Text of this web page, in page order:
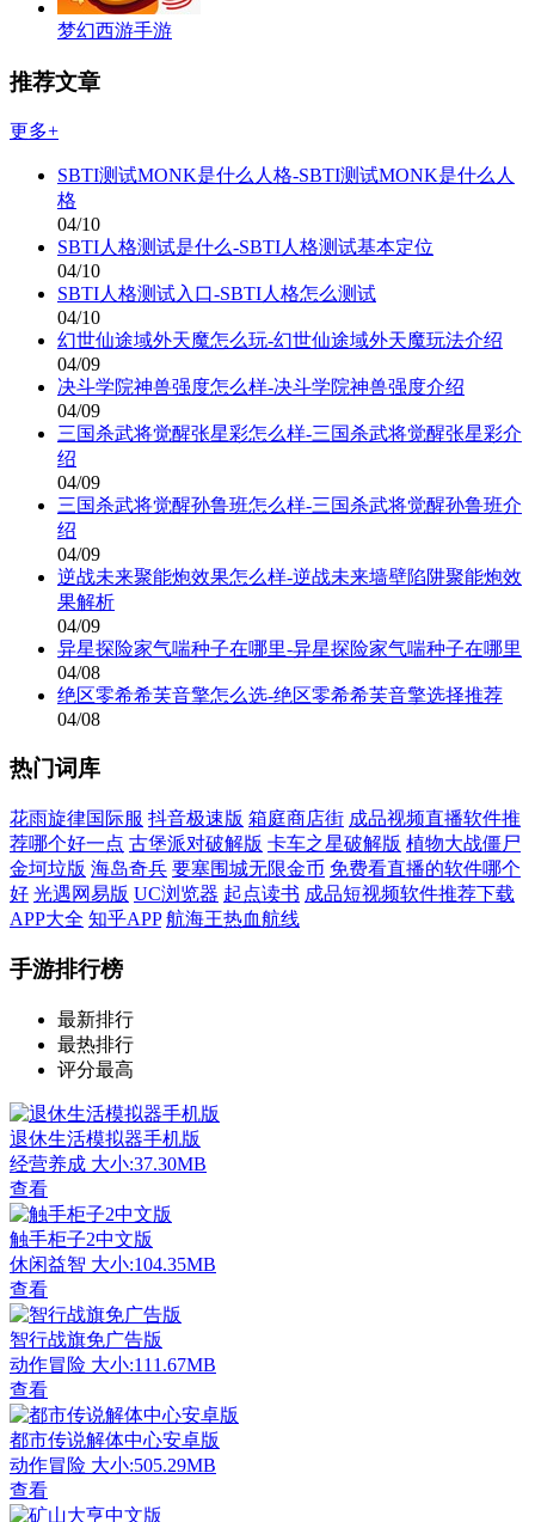
梦幻西游手游
推荐文章
更多+
SBTI测试MONK是什么人格-SBTI测试MONK是什么人
格
04/10
SBTI人格测试是什么-SBTI人格测试基本定位
04/10
SBTI人格测试入口-SBTI人格怎么测试
04/10
幻世仙途域外天魔怎么玩-幻世仙途域外天魔玩法介绍
04/09
决斗学院神兽强度怎么样-决斗学院神兽强度介绍
04/09
三国杀武将觉醒张星彩怎么样-三国杀武将觉醒张星彩介
绍
04/09
三国杀武将觉醒孙鲁班怎么样-三国杀武将觉醒孙鲁班介
绍
04/09
逆战未来聚能炮效果怎么样-逆战未来墙壁陷阱聚能炮效
果解析
04/09
异星探险家气喘种子在哪里-异星探险家气喘种子在哪里
04/08
绝区零希希芙音擎怎么选-绝区零希希芙音擎选择推荐
04/08
热门词库
花雨旋律国际服 抖音极速版 箱庭商店街 成品视频直播软件推
荐哪个好一点 古堡派对破解版 卡车之星破解版 植物大战僵尸
金坷垃版 海岛奇兵 要塞围城无限金币 免费看直播的软件哪个
好 光遇网易版 UC浏览器 起点读书 成品短视频软件推荐下载
APP大全 知乎APP 航海王热血航线
手游排行榜
最新排行
最热排行
评分最高
退休生活模拟器手机版
经营养成 大小:37.30MB
查看
触手柜子2中文版
休闲益智 大小:104.35MB
查看
智行战旗免广告版
动作冒险 大小:111.67MB
查看
都市传说解体中心安卓版
动作冒险 大小:505.29MB
查看